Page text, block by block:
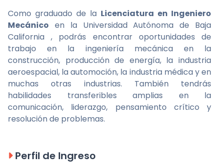
Como graduado de la Licenciatura en Ingeniero
Mecánico en la Universidad Autónoma de Baja
California , podrás encontrar oportunidades de
trabajo en la ingeniería mecánica en la
construcción, producción de energía, la industria
aeroespacial, la automoción, la industria médica y en
muchas otras industrias. También tendrás
habilidades transferibles amplias en la
comunicación, liderazgo, pensamiento crítico y
resolución de problemas.
Perfil de Ingreso